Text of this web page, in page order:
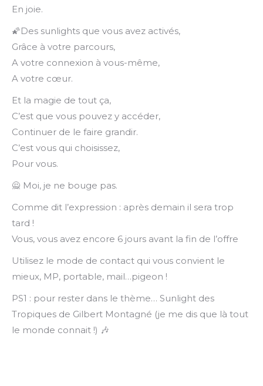
En joie.
🌠Des sunlights que vous avez activés,
Grâce à votre parcours,
A votre connexion à vous-même,
A votre cœur.
Et la magie de tout ça,
C’est que vous pouvez y accéder,
Continuer de le faire grandir.
C’est vous qui choisissez,
Pour vous.
🙅 Moi, je ne bouge pas.
Comme dit l’expression : après demain il sera trop
tard !
Vous, vous avez encore 6 jours avant la fin de l’offre
Utilisez le mode de contact qui vous convient le
mieux, MP, portable, mail…pigeon !
PS1 : pour rester dans le thème… Sunlight des
Tropiques de Gilbert Montagné (je me dis que là tout
le monde connait !) 🎶